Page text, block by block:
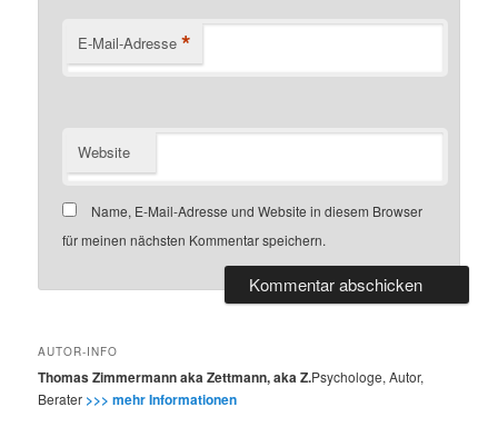
E-Mail-Adresse *
Website
Name, E-Mail-Adresse und Website in diesem Browser
für meinen nächsten Kommentar speichern.
AUTOR-INFO
Thomas Zimmermann aka Zettmann, aka Z.Psychologe, Autor,
Berater >>> mehr Informationen